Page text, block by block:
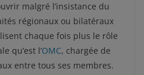
malgré l’insistance du
régionaux ou bilatéraux
chaque fois plus le rôle
qu’est l’OMC, chargée de
entre tous ses membres.